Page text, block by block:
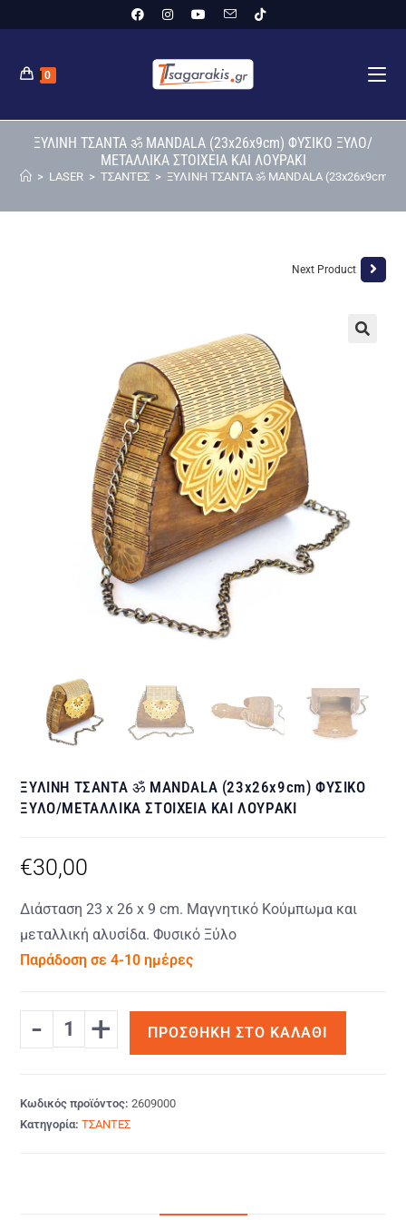
0
ΞΥΛΙΝΗ ΤΣΑΝΤΑ ॐ MANDALA (23x26x9cm) ΦΥΣΙΚΟ ΞΥΛΟ/
ΜΕΤΑΛΛΙΚΑ ΣΤΟΙΧΕΙΑ ΚΑΙ ΛΟΥΡΑΚΙ
> LASER > ΤΣΑΝΤΕΣ > ΞΥΛΙΝΗ ΤΣΑΝΤΑ ॐ MANDALA (23x26x9cm)
Next Product
ΞΥΛΙΝΗ ΤΣΑΝΤΑ ॐ MANDALA (23x26x9cm) ΦΥΣΙΚΟ
ΞΥΛΟ/ΜΕΤΑΛΛΙΚΑ ΣΤΟΙΧΕΙΑ ΚΑΙ ΛΟΥΡΑΚΙ
€30,00
Διάσταση 23 x 26 x 9 cm. Μαγνητικό Κούμπωμα και
μεταλλική αλυσίδα. Φυσικό Ξύλο
Παράδοση σε 4-10 ημέρες
- + ΠΡΟΣΘΉΚΗ ΣΤΟ ΚΑΛΆΘΙ
Κωδικός προϊόντος:2609000
Κατηγορία:ΤΣΑΝΤΕΣ